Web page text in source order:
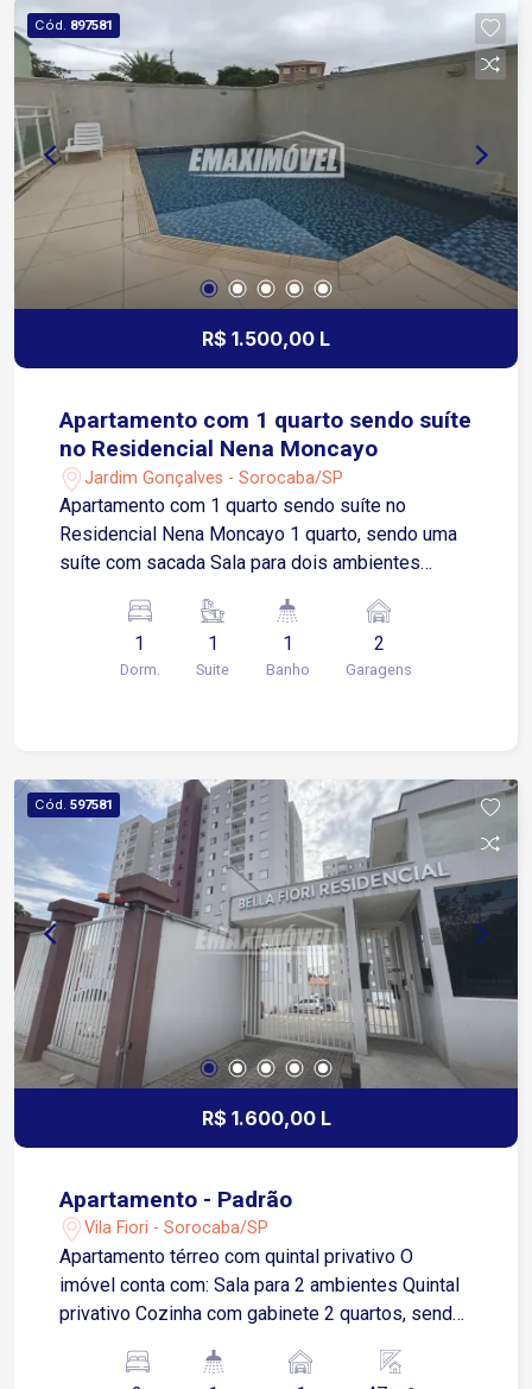
Sorocaba 15 minutos da Avenida Dom Aguirre,
com acesso à região central e a outras áreas da
cidade A proximidade com a Avenida Três de
Março, a apenas 500 metros, facilita o
deslocamento para bairros da região e oferece
acesso rápido a comércios e serviços do dia a
de jogos Espaço gourmet Portaria 24 horas
Cód. 897581
R$ 1.500,00 L
Apartamento com 1 quarto sendo suíte
no Residencial Nena Moncayo
Jardim Gonçalves - Sorocaba/SP
Apartamento com 1 quarto sendo suíte no
Residencial Nena Moncayo 1 quarto, sendo uma
suíte com sacada Sala para dois ambientes
vagas de garagem cobertas Localização
Localizado no Jardim Gonçalves, bairro com
excelente infraestrutura e fácil acesso às
Aproximadamente 12 minutos do Centro de
Sorocaba Região próxima a supermercados,
farmácias, escolas, academias, restaurantes,
padarias e diversos comércios e serviços
Transporte público nas proximidades Condomínio
Piscina Espaço gourmet Portaria Condomínio
com infraestrutura que oferece segurança, lazer e
comodidade, ideal para quem busca qualidade de
vida e tranquilidade no aluguel
1
Dorm.
1
Suite
1
Banho
2
Garagens
Cód. 597581
R$ 1.600,00 L
Apartamento - Padrão
Vila Fiori - Sorocaba/SP
Apartamento térreo com quintal privativo O
imóvel conta com: Sala para 2 ambientes Quintal
privativo Cozinha com gabinete 2 quartos, sendo
social 1 vaga de garagem descoberta Situado no